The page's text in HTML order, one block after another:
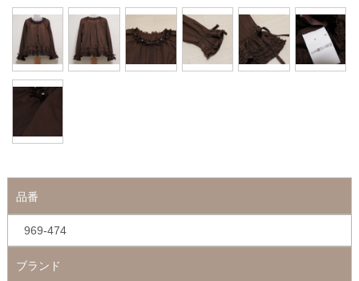
品番
969-474
ブランド